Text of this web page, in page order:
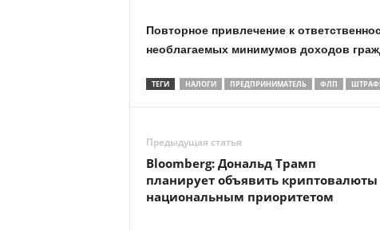
Повторное привлечение к
необлагаемых минимумов доходов
ТЕГИ НАЛОГИ ПРЕДПРИНИМАТЕЛЬ ФЛП
Предыдущая статья
Bloomberg: Дональд Трамп
планирует объявить криптовалюты
национальным приоритетом